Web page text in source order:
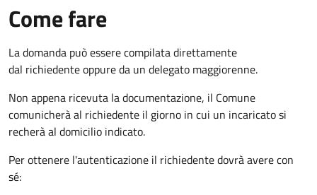
Come fare
La domanda può essere compilata direttamente
dal richiedente oppure da un delegato maggiorenne.
Non appena ricevuta la documentazione, il Comune
comunicherà al richiedente il giorno in cui un incaricato si
recherà al domicilio indicato.
Per ottenere l'autenticazione il richiedente dovrà avere con
sé: